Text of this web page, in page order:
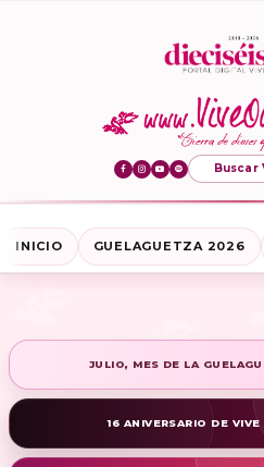
Buscar
INICIO GUELAGUETZA 2026
JULIO, MES DE LA
16 ANIVERSARIO DE VIVE